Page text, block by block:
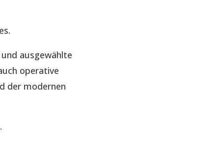
ausgewählte
operative
der modernen